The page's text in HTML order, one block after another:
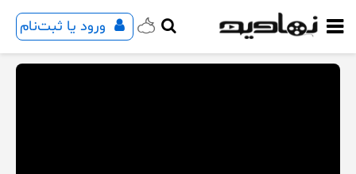
ورود یا ثبت‌نام